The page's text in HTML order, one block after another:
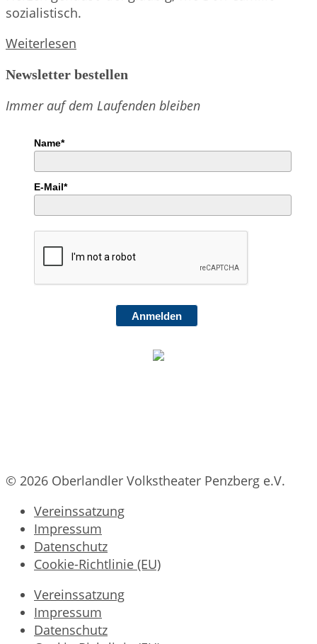
sozialistisch.
Weiterlesen
und
Newsletter bestellen
Immer auf dem Laufenden bleiben
Name*
E-Mail*
Anmelden
© 2026 Oberlandler Volkstheater Penzberg e.V.
Vereinssatzung
Impressum
Datenschutz
Cookie-Richtlinie (EU)
Vereinssatzung
Impressum
Datenschutz